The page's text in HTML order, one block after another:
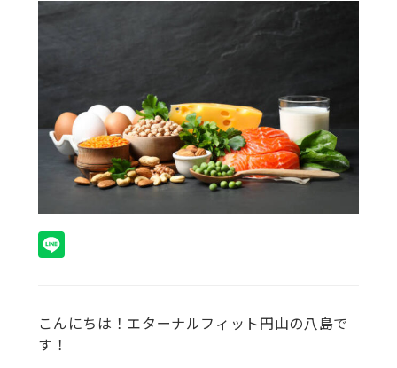
こんにちは！エターナルフィット円山の八島で
す！